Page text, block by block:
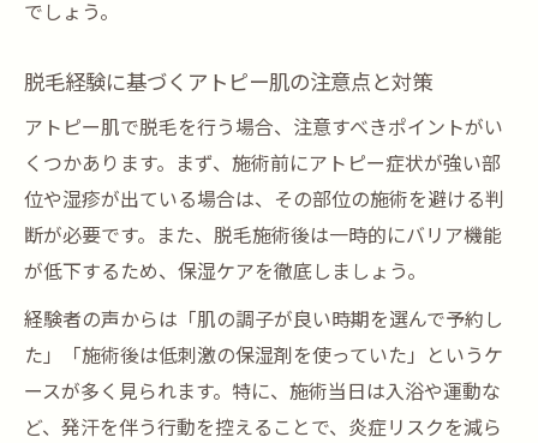
でしょう。
脱毛経験に基づくアトピー肌の注意点と対策
アトピー肌で脱毛を行う場合、注意すべきポイントがい
くつかあります。まず、施術前にアトピー症状が強い部
位や湿疹が出ている場合は、その部位の施術を避ける判
断が必要です。また、脱毛施術後は一時的にバリア機能
が低下するため、保湿ケアを徹底しましょう。
経験者の声からは「肌の調子が良い時期を選んで予約し
た」「施術後は低刺激の保湿剤を使っていた」というケ
ースが多く見られます。特に、施術当日は入浴や運動な
ど、発汗を伴う行動を控えることで、炎症リスクを減ら